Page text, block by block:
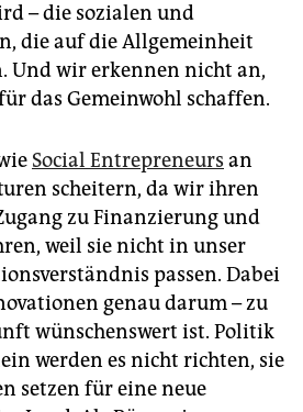
– die sozialen und
die auf die Allgemeinheit
Und wir erkennen nicht an,
das Gemeinwohl schaffen.
Social Entrepreneurs an
scheitern, da wir ihren
zu Finanzierung und
weil sie nicht in unser
passen. Dabei
genau darum – zu
wünschenswert ist. Politik
werden es nicht richten, sie
setzen für eine neue